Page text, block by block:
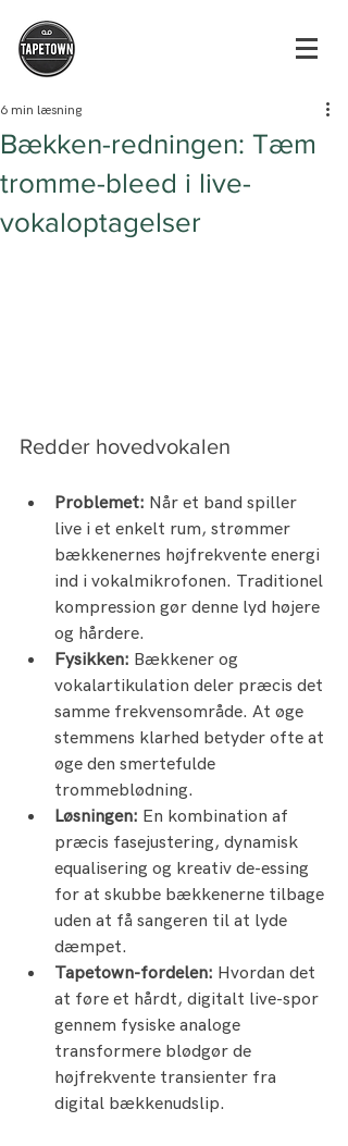
Bækken-redningen: Tæm
tromme-bleed i live-
vokaloptagelser
6 min læsning
Redder hovedvokalen
Problemet: Når et band spiller
live i et enkelt rum, strømmer
bækkenernes højfrekvente energi
ind i vokalmikrofonen. Traditionel
kompression gør denne lyd højere
og hårdere.
Fysikken: Bækkener og
vokalartikulation deler præcis det
samme frekvensområde. At øge
stemmens klarhed betyder ofte at
øge den smertefulde
trommeblødning.
Løsningen: En kombination af
præcis fasejustering, dynamisk
equalisering og kreativ de-essing
for at skubbe bækkenerne tilbage
uden at få sangeren til at lyde
dæmpet.
Tapetown-fordelen: Hvordan det
at føre et hårdt, digitalt live-spor
gennem fysiske analoge
transformere blødgør de
højfrekvente transienter fra
digital bækkenudslip.